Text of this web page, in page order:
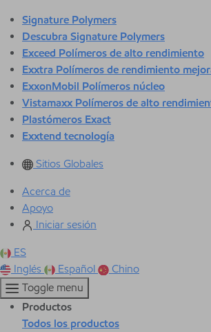
Signature Polymers
Descubra Signature Polymers
Exceed Polímeros de alto rendimiento
Exxtra Polímeros de rendimiento
ExxonMobil Polímeros núcleo
Vistamaxx Polímeros de alto
Plastómeros Exact
Exxtend tecnología
Sitios Globales
Acerca de
Apoyo
Iniciar sesión
ES
Inglés
Español
Chino
Toggle menu
Productos
Todos los productos